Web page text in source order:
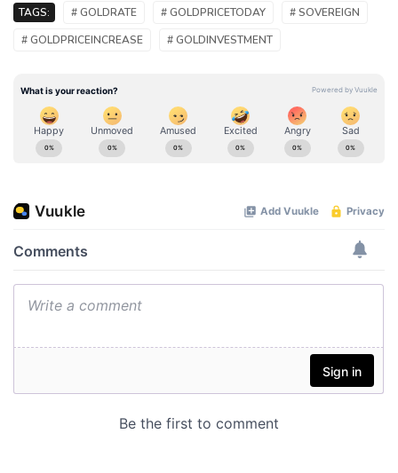
TAGS: # GOLDRATE # GOLDPRICETODAY
# SOVEREIGN
# GOLDPRICEINCREASE
# GOLDINVESTMENT